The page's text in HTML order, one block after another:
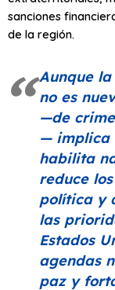
sanciones
de la región.
Aunque
no es
—de
— implica
habilita
reduce
política y
las
Estados
agendas
paz y